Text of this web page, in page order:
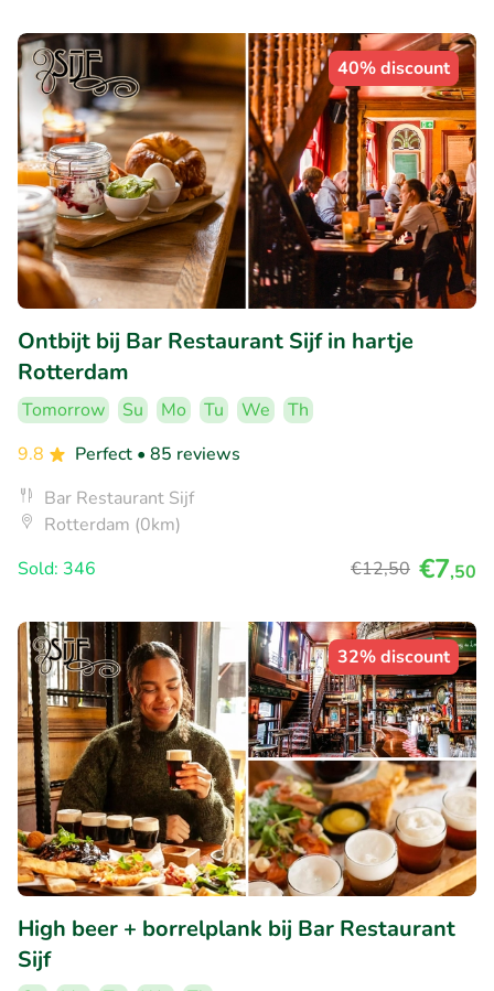
40% discount
Ontbijt bij Bar Restaurant Sijf in hartje
Rotterdam
Tomorrow Su Mo Tu We
Th
9.8
Perfect • 85 reviews
Bar Restaurant Sijf
Rotterdam (0km)
Sold: 346
€12,50 €7,50
32% discount
High beer + borrelplank bij Bar Restaurant
Sijf